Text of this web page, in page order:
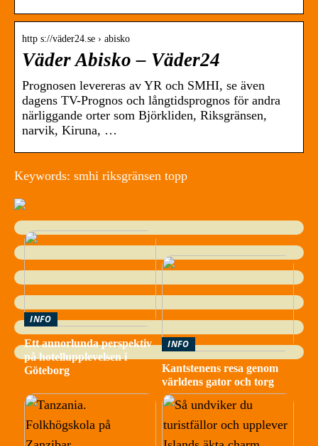
http s://väder24.se › abisko
Väder Abisko – Väder24
Prognosen levereras av YR och SMHI, se även
dagens TV-Prognos och långtidsprognos för andra
närliggande orter som Björkliden, Riksgränsen,
narvik, Kiruna, …
Keywords: smhi riksgränsen topp
INFO
Ett annorlunda perspektiv
på hotellupplevelsen i
Göteborg
INFO
Kantstenens resa genom
världens gator och torg